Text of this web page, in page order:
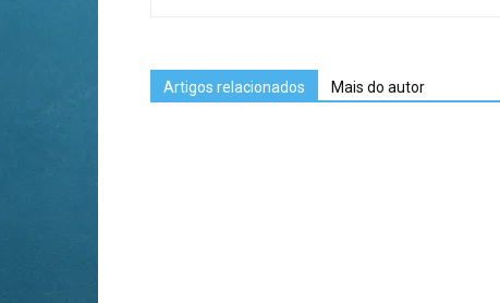
Artigos relacionados Mais do autor